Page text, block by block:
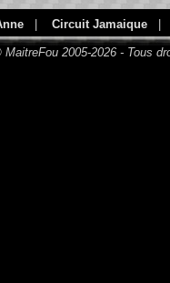
Circuit Jamaique
MaitreFou 2005-2026 - Tous